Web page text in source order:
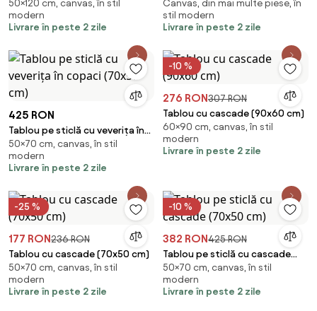
A Friendly Call, reproducere
(120x50 cm)
50×120 cm, canvas, în stil
modern
Livrare în peste 2 zile
Dance Class, reproducere
(150x105 cm)
Canvas, din mai multe piese, în
stil modern
Livrare în peste 2 zile
425 RON
Tablou pe sticlă cu veverița în
copaci (70x50 cm)
50×70 cm, canvas, în stil
modern
Livrare în peste 2 zile
-10 %
276 RON307 RON
Tablou cu cascade (90x60 cm)
60×90 cm, canvas, în stil
modern
Livrare în peste 2 zile
-25 %
177 RON236 RON
Tablou cu cascade (70x50 cm)
50×70 cm, canvas, în stil
modern
Livrare în peste 2 zile
-10 %
382 RON425 RON
Tablou pe sticlă cu cascade
(70x50 cm)
50×70 cm, canvas, în stil
modern
Livrare în peste 2 zile